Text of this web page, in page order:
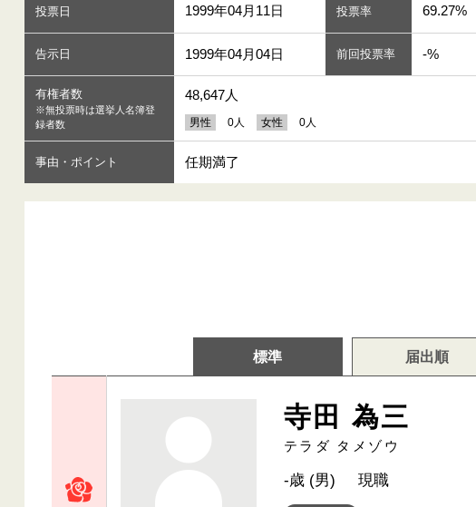
投票日 1999年04月11日 投票率 69.27%
告示日 1999年04月04日 前回投票率 -%
有権者数
※無投票時は選挙人名簿登
録者数
48,647人
男性 0人 女性 0人
事由・ポイント 任期満了
標準 届出順
寺田 為三
テラダ タメゾウ
-歳 (男) 現職